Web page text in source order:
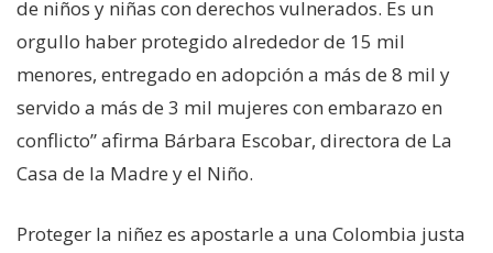
de niños y niñas con derechos vulnerados. Es un
orgullo haber protegido alrededor de 15 mil
menores, entregado en adopción a más de 8 mil y
servido a más de 3 mil mujeres con embarazo en
conflicto” afirma Bárbara Escobar, directora de La
Casa de la Madre y el Niño.
Proteger la niñez es apostarle a una Colombia justa